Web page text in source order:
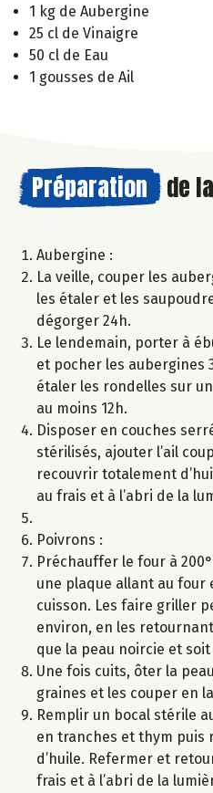
1 kg de Aubergine
25 cl de Vinaigre
50 cl de Eau
1 gousses de Ail
Préparation de la
Aubergine :
La veille, couper les
les étaler et les
dégorger 24h.
Le lendemain, porter à
et pocher les aubergines
étaler les rondelles sur
au moins 12h.
Disposer en couches
stérilisés, ajouter l’ail
recouvrir totalement
au frais et à l’abri de la
Poivrons :
Préchauffer le four à
une plaque allant au
cuisson. Les faire griller
environ, en les
que la peau noircie et
Une fois cuits, ôter la
graines et les couper en
Remplir un bocal stérile
en tranches et thym puis
d’huile. Refermer et
frais et à l’abri de la